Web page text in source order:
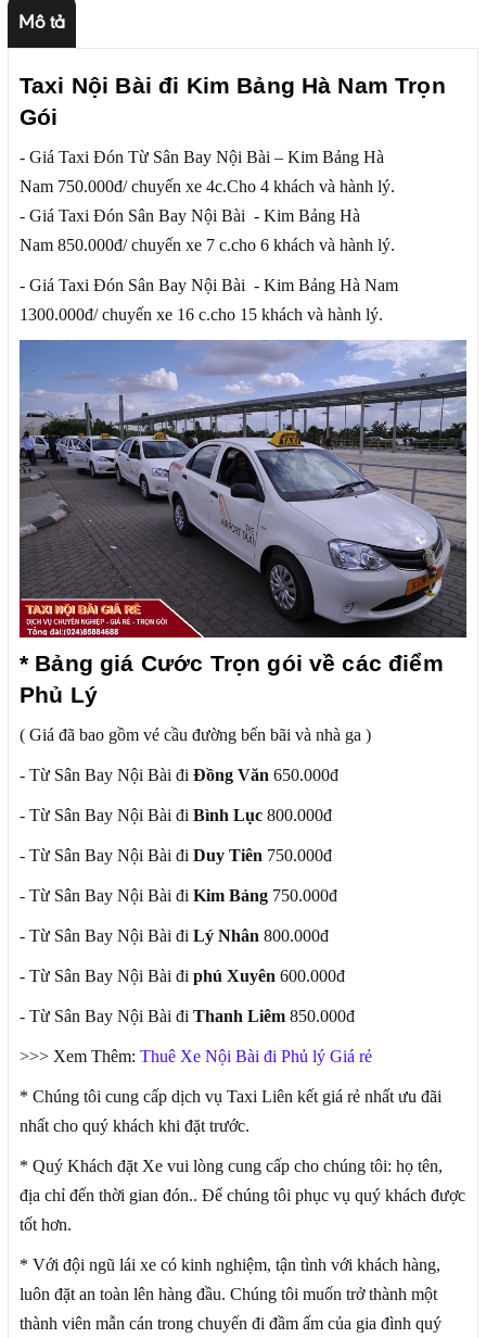
Mô tả
Taxi Nội Bài đi Kim Bảng Hà Nam Trọn
Gói
- Giá Taxi Đón Từ Sân Bay Nội Bài – Kim Bảng Hà
Nam 750.000đ/ chuyến xe 4c.Cho 4 khách và hành lý.
- Giá Taxi Đón Sân Bay Nội Bài - Kim Bảng Hà
Nam 850.000đ/ chuyến xe 7 c.cho 6 khách và hành lý.
- Giá Taxi Đón Sân Bay Nội Bài - Kim Bảng Hà Nam
1300.000đ/ chuyến xe 16 c.cho 15 khách và hành lý.
* Bảng giá Cước Trọn gói về các điểm
Phủ Lý
( Giá đã bao gồm vé cầu đường bến bãi và nhà ga )
- Từ Sân Bay Nội Bài đi Đồng Văn 650.000đ
- Từ Sân Bay Nội Bài đi Bình Lục 800.000đ
- Từ Sân Bay Nội Bài đi Duy Tiên 750.000đ
- Từ Sân Bay Nội Bài đi Kim Bảng 750.000đ
- Từ Sân Bay Nội Bài đi Lý Nhân 800.000đ
- Từ Sân Bay Nội Bài đi phú Xuyên 600.000đ
- Từ Sân Bay Nội Bài đi Thanh Liêm 850.000đ
>>> Xem Thêm: Thuê Xe Nội Bài đi Phủ lý Giá rẻ
* Chúng tôi cung cấp dịch vụ Taxi Liên kết giá rẻ nhất ưu đãi
nhất cho quý khách khi đặt trước.
* Quý Khách đặt Xe vui lòng cung cấp cho chúng tôi: họ tên,
địa chỉ đến thời gian đón.. Để chúng tôi phục vụ quý khách được
tốt hơn.
* Với đội ngũ lái xe có kinh nghiệm, tận tình với khách hàng,
luôn đặt an toàn lên hàng đầu. Chúng tôi muốn trở thành một
thành viên mẫn cán trong chuyến đi đầm ấm của gia đình quý